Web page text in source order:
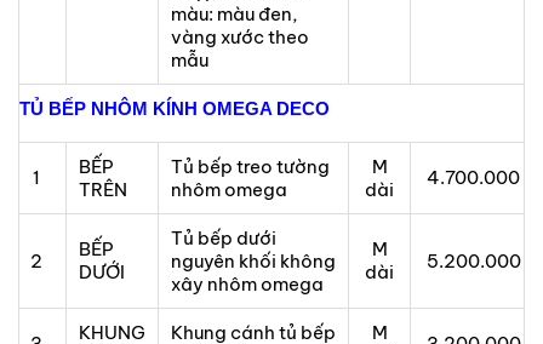
màu: màu đen,
vàng xước theo
mẫu
TỦ BẾP NHÔM KÍNH OMEGA DECO
1
BẾP
TRÊN
Tủ bếp treo tường
nhôm omega
M
dài
4.700.000
2
BẾP
DƯỚI
Tủ bếp dưới
nguyên khối không
xây nhôm omega
M
dài
5.200.000
KHUNG
Khung cánh tủ bếp
M